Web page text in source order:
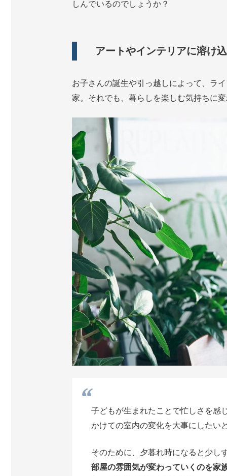
しんでいるのでしょうか？
アートやインテリアに溶け
お子さんの誕生や引っ越しによって、ラ
家。それでも、暮らしを楽しむ気持ちに
子どもが生まれたことで忙しさを感
かけての室内の変化を大事にしたい
そのために、夕暮れ時になると少し
部屋の雰囲気が変わっていくのを家